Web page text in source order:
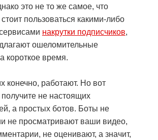
это не то же самое, что
пользоваться какими-либо
накрутки подписчиков,
ошеломительные
короткое время.
конечно, работают. Но вот
не настоящих
а простых ботов. Боты не
не просматривают ваши видео,
не оценивают, а значит,